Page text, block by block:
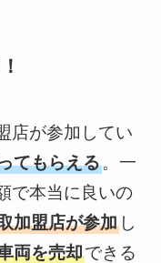
店が参加してい
てもらえる。一
で本当に良いの
加盟店が参加し
両を売却できる